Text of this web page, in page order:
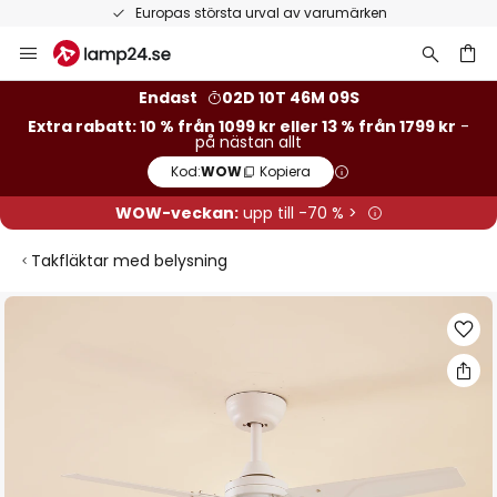
Europas största urval av varumärken
Hoppa
till
Endast
02D 10T 46M 09S
Extra rabatt: 10 % från 1099 kr eller 13 % från 1799 kr -
på nästan allt
Kod:WOW Kopiera
WOW-veckan:upp till -70 % >
Takfläktar med belysning
Hoppa